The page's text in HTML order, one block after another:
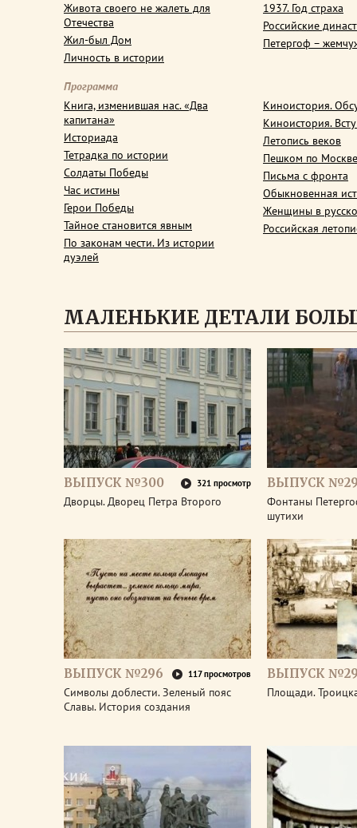
Живота своего не жалеть для
Отечества
Жил-был Дом
Личность в истории
1937. Год страха
Российские
Петергоф –
Программа
Книга, изменившая нас. «Два
капитана»
Историада
Тетрадка по истории
Солдаты Победы
Час истины
Герои Победы
Тайное становится явным
По законам чести. Из истории
дуэлей
Киноистория.
Киноистория.
Летопись веков
Пешком по Москве
Письма с фронта
Обыкновенная
Женщины в
Российская
МАЛЕНЬКИЕ ДЕТАЛИ
ВЫПУСК №300 321 просмотр
Дворцы. Дворец Петра Второго
ВЫПУСК
Фонтаны
шутихи
ВЫПУСК №296 117 просмотров
Символы доблести. Зеленый пояс
Славы. История создания
ВЫПУСК
Площади.